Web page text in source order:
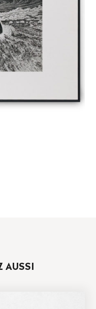
AUSSI